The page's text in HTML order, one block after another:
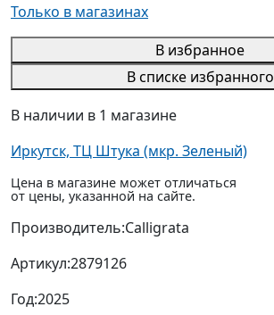
Только в магазинах
В избранное
В списке избранного
В наличии в 1 магазине
Иркутск, ТЦ Штука (мкр. Зеленый)
Цена в магазине может отличаться
от цены, указанной на сайте.
Производитель:Calligrata
Артикул:2879126
Год:2025